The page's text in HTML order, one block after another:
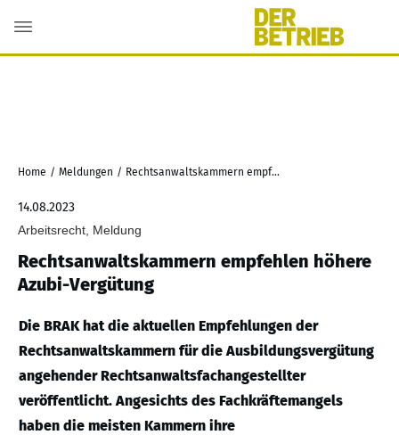
Home / Meldungen / Rechtsanwaltskammern empfehlen höhere Azubi-Vergütung
14.08.2023
Arbeitsrecht, Meldung
Rechtsanwaltskammern empfehlen höhere
Azubi-Vergütung
Die BRAK hat die aktuellen Empfehlungen der
Rechtsanwaltskammern für die Ausbildungsvergütung
angehender Rechtsanwaltsfachangestellter
veröffentlicht. Angesichts des Fachkräftemangels
haben die meisten Kammern ihre